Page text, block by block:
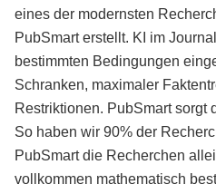
eines der modernsten
PubSmart erstellt. KI im
bestimmten Bedingungen
Schranken, maximaler
Restriktionen. PubSmart sorgt
So haben wir 90% der
PubSmart die Recherchen
vollkommen mathematisch